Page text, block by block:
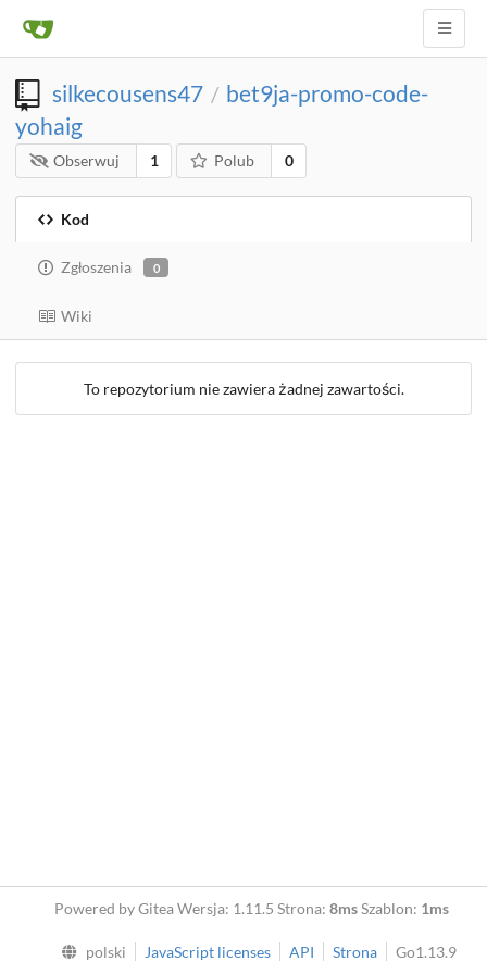
silkecousens47 / bet9ja-promo-code-
yohaig
Obserwuj 1 Polub 0
Kod
Zgłoszenia 0
Wiki
To repozytorium nie zawiera żadnej zawartości.
Powered by Gitea Wersja: 1.11.5 Strona: 8msSzablon: 1ms
polski JavaScript licenses API Strona Go1.13.9